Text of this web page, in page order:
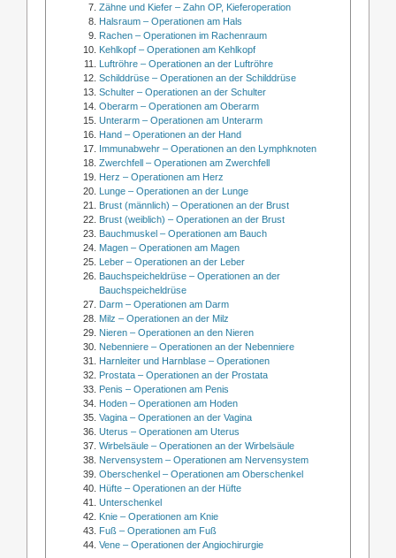
Zähne und Kiefer – Zahn OP, Kieferoperation
Halsraum – Operationen am Hals
Rachen – Operationen im Rachenraum
Kehlkopf – Operationen am Kehlkopf
Luftröhre – Operationen an der Luftröhre
Schilddrüse – Operationen an der Schilddrüse
Schulter – Operationen an der Schulter
Oberarm – Operationen am Oberarm
Unterarm – Operationen am Unterarm
Hand – Operationen an der Hand
Immunabwehr – Operationen an den Lymphknoten
Zwerchfell – Operationen am Zwerchfell
Herz – Operationen am Herz
Lunge – Operationen an der Lunge
Brust (männlich) – Operationen an der Brust
Brust (weiblich) – Operationen an der Brust
Bauchmuskel – Operationen am Bauch
Magen – Operationen am Magen
Leber – Operationen an der Leber
Bauchspeicheldrüse – Operationen an der
Bauchspeicheldrüse
Darm – Operationen am Darm
Milz – Operationen an der Milz
Nieren – Operationen an den Nieren
Nebenniere – Operationen an der Nebenniere
Harnleiter und Harnblase – Operationen
Prostata – Operationen an der Prostata
Penis – Operationen am Penis
Hoden – Operationen am Hoden
Vagina – Operationen an der Vagina
Uterus – Operationen am Uterus
Wirbelsäule – Operationen an der Wirbelsäule
Nervensystem – Operationen am Nervensystem
Oberschenkel – Operationen am Oberschenkel
Hüfte – Operationen an der Hüfte
Unterschenkel
Knie – Operationen am Knie
Fuß – Operationen am Fuß
Vene – Operationen der Angiochirurgie